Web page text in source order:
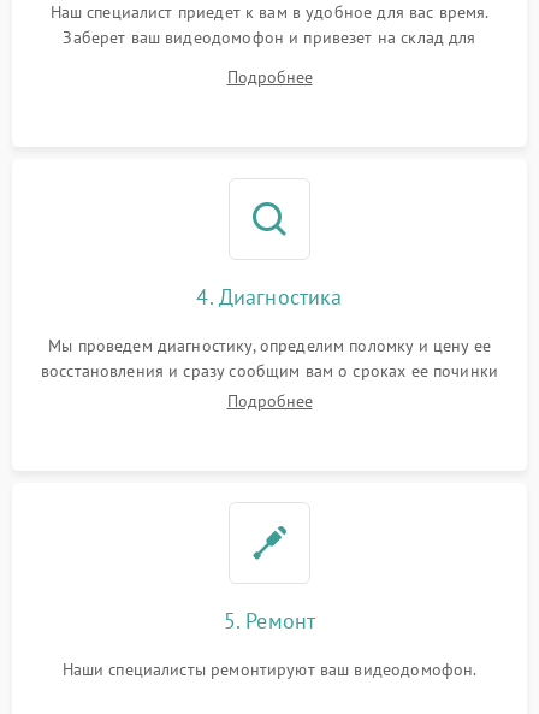
Наш специалист приедет к вам в удобное для вас время.
Заберет ваш видеодомофон и привезет на склад для
Подробнее
4. Диагностика
Мы проведем диагностику, определим поломку и цену ее
восстановления и сразу сообщим вам о сроках ее починки
Подробнее
5. Ремонт
Наши специалисты ремонтируют ваш видеодомофон.